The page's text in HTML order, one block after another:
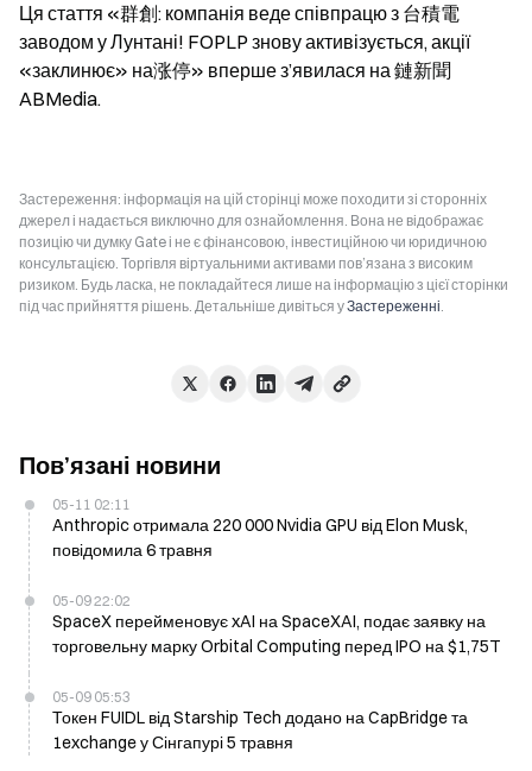
Ця стаття «群創: компанія веде співпрацю з 台積電
заводом у Лунтані! FOPLP знову активізується, акції
«заклинює» на涨停» вперше з’явилася на 鏈新聞
ABMedia.
Застереження: інформація на цій сторінці може походити зі сторонніх
джерел і надається виключно для ознайомлення. Вона не відображає
позицію чи думку Gate і не є фінансовою, інвестиційною чи юридичною
консультацією. Торгівля віртуальними активами пов’язана з високим
ризиком. Будь ласка, не покладайтеся лише на інформацію з цієї сторінки
під час прийняття рішень. Детальніше дивіться уЗастереженні.
Пов’язані новини
05-11 02:11
Anthropic отримала 220 000 Nvidia GPU від Elon Musk,
повідомила 6 травня
05-09 22:02
SpaceX перейменовує xAI на SpaceXAI, подає заявку на
торговельну марку Orbital Computing перед IPO на $1,75T
05-09 05:53
Токен FUIDL від Starship Tech додано на CapBridge та
1exchange у Сінгапурі 5 травня